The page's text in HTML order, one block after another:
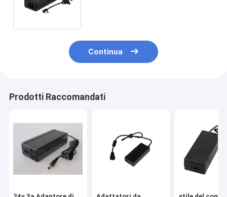
Continua
Prodotti Raccomandati